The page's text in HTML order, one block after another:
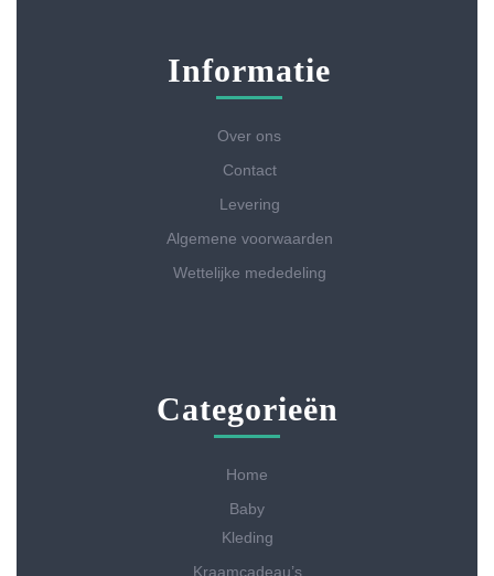
Informatie
Over ons
Contact
Levering
Algemene voorwaarden
Wettelijke mededeling
Categorieën
Home
Baby
Kleding
Kraamcadeau’s